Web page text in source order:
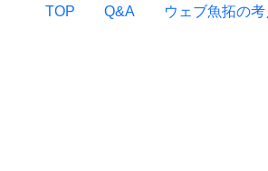
TOP Q&A ウェブ魚拓の